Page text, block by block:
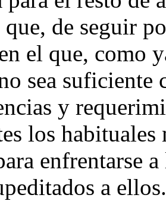
de seguir
el que, como
sea suficiente
y
los habituales
enfrentarse
a ellos.